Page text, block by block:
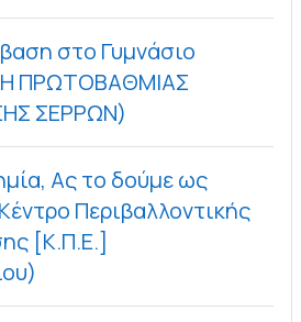
στο Γυμνάσιο
ΠΡΩΤΟΒΑΘΜΙΑΣ
ΣΕΡΡΩΝ)
Ας το δούμε ως
Περιβαλλοντικής
[Κ.Π.Ε.]